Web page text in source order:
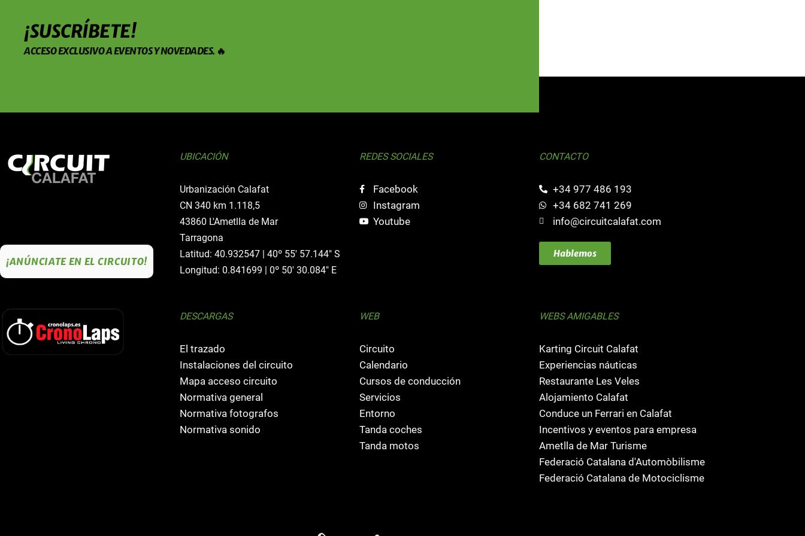
¡SUSCRÍBETE!
ACCESO EXCLUSIVO A EVENTOS Y NOVEDADES. 🔥
¡ANÚNCIATE EN EL CIRCUITO!
UBICACIÓN
Urbanización Calafat
CN 340 km 1.118,5
43860 L'Ametlla de Mar
Tarragona
Latitud: 40.932547 | 40º 55' 57.144" S
Longitud: 0.841699 | 0º 50' 30.084" E
REDES SOCIALES
Facebook
Instagram
Youtube
CONTACTO
+34 977 486 193
+34 682 741 269
info@circuitcalafat.com
Hablemos
DESCARGAS
El trazado
Instalaciones del circuito
Mapa acceso circuito
Normativa general
Normativa fotografos
Normativa sonido
WEB
Circuito
Calendario
Cursos de conducción
Servicios
Entorno
Tanda coches
Tanda motos
WEBS AMIGABLES
Karting Circuit Calafat
Experiencias náuticas
Restaurante Les Veles
Alojamiento Calafat
Conduce un Ferrari en Calafat
Incentivos y eventos para empresa
Ametlla de Mar Turisme
Federació Catalana d'Automòbilisme
Federació Catalana de Motociclisme